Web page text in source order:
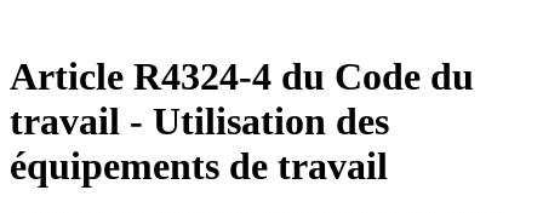
Article R4324-4 du Code du
travail - Utilisation des
équipements de travail